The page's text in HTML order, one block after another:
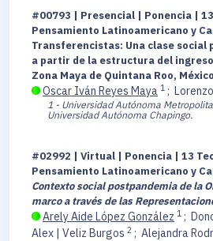
#00793 | Presencial | Ponencia |
Pensamiento Latinoamericano y
Transferencistas: Una clase social
a partir de la estructura del
Zona Maya de Quintana Roo,
Oscar Iván Reyes Maya 1 ;
1 - Universidad Autónoma
Universidad Autónoma Chapingo.
#02992 | Virtual | Ponencia | 13
Pensamiento Latinoamericano y
Contexto social postpandemia de la
marco a través de las
Arely Aide López González 1 ;
Alex | Veliz Burgos 2 ; Alejandra